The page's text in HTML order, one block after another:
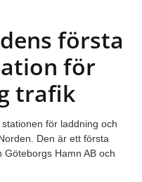
första
för
trafik
för laddning och
Den är ett första
Hamn AB och